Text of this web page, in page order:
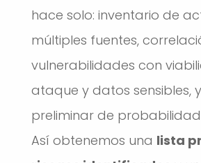
hace solo: inventario de
múltiples fuentes,
vulnerabilidades con
ataque y datos sensibles,
preliminar de
Así obtenemos una lista